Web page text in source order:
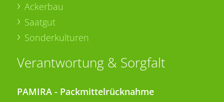
Ackerbau
Saatgut
Sonderkulturen
Verantwortung & Sorgfalt
PAMIRA - Packmittelrücknahme